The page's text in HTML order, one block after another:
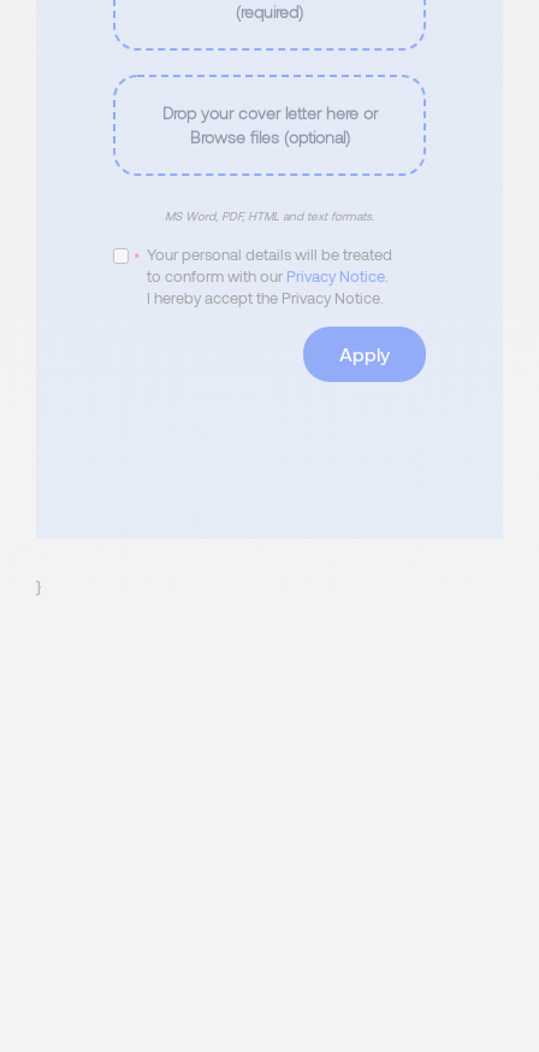
(required)
Drop your cover letter here or
Browse files (optional)
MS Word, PDF, HTML and text formats.
* Your personal details will be treated
to conform with our Privacy Notice.
I hereby accept the Privacy Notice.
Apply
}